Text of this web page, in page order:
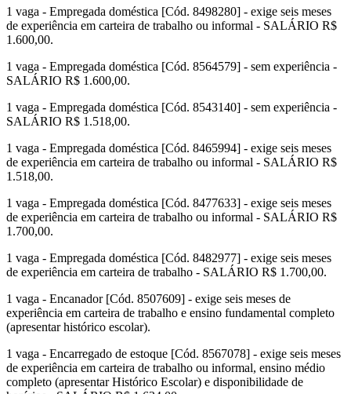
1 vaga - Empregada doméstica [Cód. 8498280] - exige seis meses
de experiência em carteira de trabalho ou informal - SALÁRIO R$
1.600,00.
1 vaga - Empregada doméstica [Cód. 8564579] - sem experiência -
SALÁRIO R$ 1.600,00.
1 vaga - Empregada doméstica [Cód. 8543140] - sem experiência -
SALÁRIO R$ 1.518,00.
1 vaga - Empregada doméstica [Cód. 8465994] - exige seis meses
de experiência em carteira de trabalho ou informal - SALÁRIO R$
1.518,00.
1 vaga - Empregada doméstica [Cód. 8477633] - exige seis meses
de experiência em carteira de trabalho ou informal - SALÁRIO R$
1.700,00.
1 vaga - Empregada doméstica [Cód. 8482977] - exige seis meses
de experiência em carteira de trabalho - SALÁRIO R$ 1.700,00.
1 vaga - Encanador [Cód. 8507609] - exige seis meses de
experiência em carteira de trabalho e ensino fundamental completo
(apresentar histórico escolar).
1 vaga - Encarregado de estoque [Cód. 8567078] - exige seis meses
de experiência em carteira de trabalho ou informal, ensino médio
completo (apresentar Histórico Escolar) e disponibilidade de